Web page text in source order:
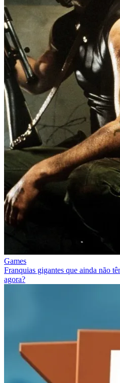
Games
Franquias gigantes que ainda não
agora?